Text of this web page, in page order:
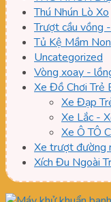
Thú Nhún Lò Xo
Trượt cầu vồng
Tủ Kệ Mầm Non
Uncategorized
Vòng xoay -
Xe Đồ Chơi Trẻ
Xe Đạp
Xe Lắc -
Xe Ô TÔ
Xe trượt đường
Xích Đu Ngoài